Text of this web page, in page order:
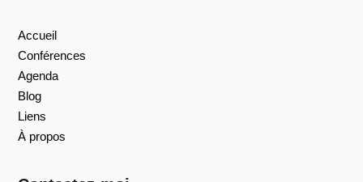
Accueil
Conférences
Agenda
Blog
Liens
À propos